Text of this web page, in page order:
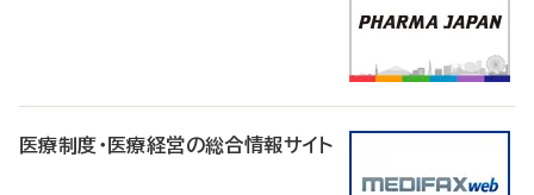
医療制度・医療経営の総合情報サイト